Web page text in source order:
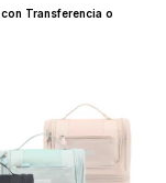
con Transferencia o